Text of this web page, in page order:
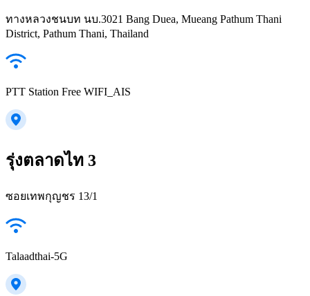
ทางหลวงชนบท นบ.3021 Bang Duea, Mueang Pathum Thani
District, Pathum Thani, Thailand
PTT Station Free WIFI_AIS
รุ่งตลาดไท 3
ซอยเทพกุญชร 13/1
Talaadthai-5G